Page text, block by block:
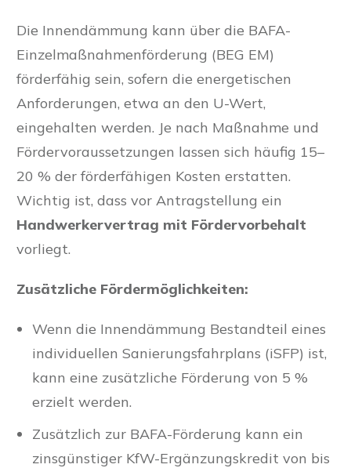
Die Innendämmung kann über die BAFA-
Einzelmaßnahmenförderung (BEG EM)
förderfähig sein, sofern die energetischen
Anforderungen, etwa an den U-Wert,
eingehalten werden. Je nach Maßnahme und
Fördervoraussetzungen lassen sich häufig 15–
20 % der förderfähigen Kosten erstatten.
Wichtig ist, dass vor Antragstellung ein
Handwerkervertrag mit Fördervorbehalt
vorliegt.
Zusätzliche Fördermöglichkeiten:
Wenn die Innendämmung Bestandteil eines
individuellen Sanierungsfahrplans (iSFP) ist,
kann eine zusätzliche Förderung von 5 %
erzielt werden.
Zusätzlich zur BAFA-Förderung kann ein
zinsgünstiger KfW-Ergänzungskredit von bis